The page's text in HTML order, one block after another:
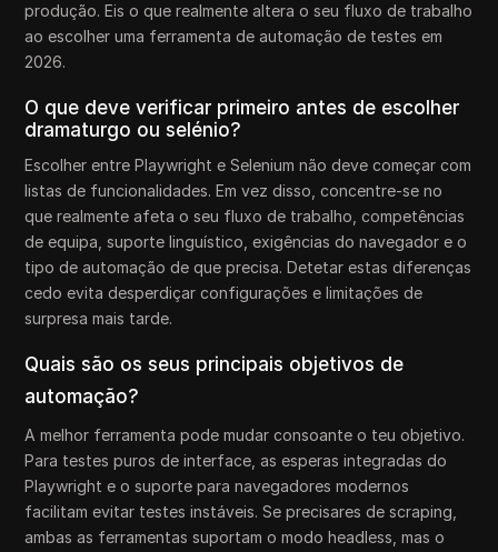
produção. Eis o que realmente altera o seu fluxo de trabalho
ao escolher uma ferramenta de automação de testes em
2026.
O que deve verificar primeiro antes de escolher
dramaturgo ou selénio?
Escolher entre Playwright e Selenium não deve começar com
listas de funcionalidades. Em vez disso, concentre-se no
que realmente afeta o seu fluxo de trabalho, competências
de equipa, suporte linguístico, exigências do navegador e o
tipo de automação de que precisa. Detetar estas diferenças
cedo evita desperdiçar configurações e limitações de
surpresa mais tarde.
Quais são os seus principais objetivos de
automação?
A melhor ferramenta pode mudar consoante o teu objetivo.
Para testes puros de interface, as esperas integradas do
Playwright e o suporte para navegadores modernos
facilitam evitar testes instáveis. Se precisares de scraping,
ambas as ferramentas suportam o modo headless, mas o